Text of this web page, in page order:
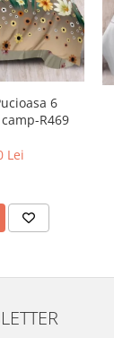
6
R469
Lei